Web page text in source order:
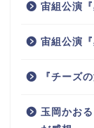
宙組公演
宙組公演
『チーズ
玉岡かお